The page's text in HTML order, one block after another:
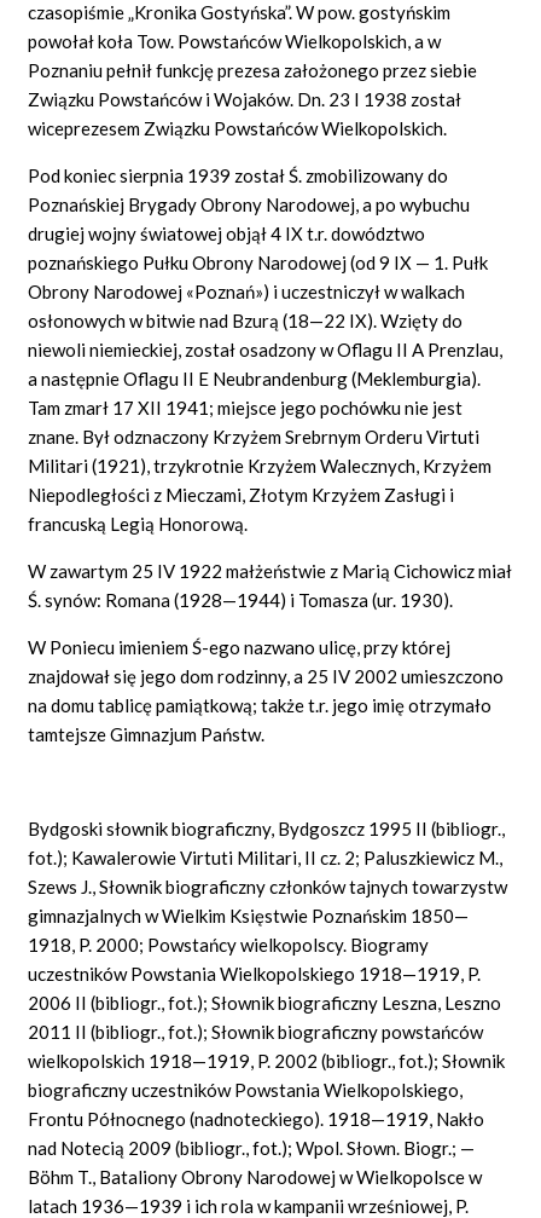
czasopiśmie „Kronika Gostyńska”. W pow. gostyńskim
powołał koła Tow. Powstańców Wielkopolskich, a w
Poznaniu pełnił funkcję prezesa założonego przez siebie
Związku Powstańców i Wojaków. Dn. 23 I 1938 został
wiceprezesem Związku Powstańców Wielkopolskich.
Pod koniec sierpnia 1939 został Ś. zmobilizowany do
Poznańskiej Brygady Obrony Narodowej, a po wybuchu
drugiej wojny światowej objął 4 IX t.r. dowództwo
poznańskiego Pułku Obrony Narodowej (od 9 IX — 1. Pułk
Obrony Narodowej «Poznań») i uczestniczył w walkach
osłonowych w bitwie nad Bzurą (18—22 IX). Wzięty do
niewoli niemieckiej, został osadzony w Oflagu II A Prenzlau,
a następnie Oflagu II E Neubrandenburg (Meklemburgia).
Tam zmarł 17 XII 1941; miejsce jego pochówku nie jest
znane. Był odznaczony Krzyżem Srebrnym Orderu Virtuti
Militari (1921), trzykrotnie Krzyżem Walecznych, Krzyżem
Niepodległości z Mieczami, Złotym Krzyżem Zasługi i
francuską Legią Honorową.
W zawartym 25 IV 1922 małżeństwie z Marią Cichowicz miał
Ś. synów: Romana (1928—1944) i Tomasza (ur. 1930).
W Poniecu imieniem Ś-ego nazwano ulicę, przy której
znajdował się jego dom rodzinny, a 25 IV 2002 umieszczono
na domu tablicę pamiątkową; także t.r. jego imię otrzymało
tamtejsze Gimnazjum Państw.
Bydgoski słownik biograficzny, Bydgoszcz 1995 II (bibliogr.,
fot.); Kawalerowie Virtuti Militari, II cz. 2; Paluszkiewicz M.,
Szews J., Słownik biograficzny członków tajnych towarzystw
gimnazjalnych w Wielkim Księstwie Poznańskim 1850—
1918, P. 2000; Powstańcy wielkopolscy. Biogramy
uczestników Powstania Wielkopolskiego 1918—1919, P.
2006 II (bibliogr., fot.); Słownik biograficzny Leszna, Leszno
2011 II (bibliogr., fot.); Słownik biograficzny powstańców
wielkopolskich 1918—1919, P. 2002 (bibliogr., fot.); Słownik
biograficzny uczestników Powstania Wielkopolskiego,
Frontu Północnego (nadnoteckiego). 1918—1919, Nakło
nad Notecią 2009 (bibliogr., fot.); Wpol. Słown. Biogr.; —
Böhm T., Bataliony Obrony Narodowej w Wielkopolsce w
latach 1936—1939 i ich rola w kampanii wrześniowej, P.